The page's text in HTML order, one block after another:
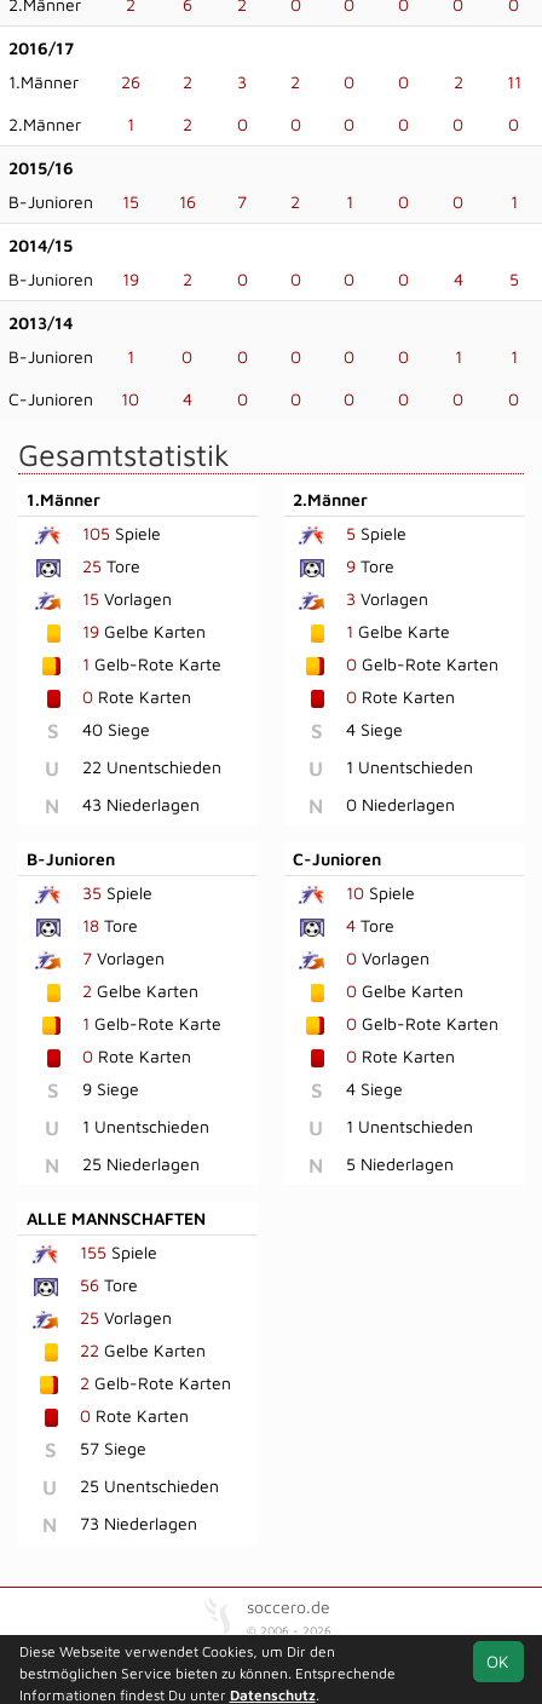
2.Männer 2 6 2 0 0 0 0 0
2016/17
1.Männer
26 2 3 2 0 0 2 11
2.Männer 1 2 0 0 0 0 0 0
2015/16
B-Junioren
15 16 7 2 1 0 0 1
2014/15
B-Junioren
19 2 0 0 0 0 4 5
2013/14
B-Junioren
1 0 0 0 0 0 1 1
C-Junioren 10 4 0 0 0 0 0 0
Gesamtstatistik
1.Männer
105 Spiele
25 Tore
15 Vorlagen
19 Gelbe Karten
1 Gelb-Rote Karte
0 Rote Karten
S 40 Siege
U 22 Unentschieden
N 43 Niederlagen
2.Männer
5 Spiele
9Tore
3 Vorlagen
1 Gelbe Karte
0Gelb-Rote Karten
0Rote Karten
S 4 Siege
U 1 Unentschieden
N 0 Niederlagen
B-Junioren
35 Spiele
18 Tore
7 Vorlagen
2 Gelbe Karten
1 Gelb-Rote Karte
0 Rote Karten
S 9 Siege
U 1 Unentschieden
N 25 Niederlagen
C-Junioren
10Spiele
4Tore
0Vorlagen
0Gelbe Karten
0Gelb-Rote Karten
0Rote Karten
S 4 Siege
U 1 Unentschieden
N 5 Niederlagen
ALLE MANNSCHAFTEN
155 Spiele
56 Tore
25 Vorlagen
22 Gelbe Karten
2 Gelb-Rote Karten
0 Rote Karten
S 57 Siege
U 25 Unentschieden
N 73 Niederlagen
soccero.de
© 2006 - 2026
Besucherstatistik Kontakt Kinderschutz
Geburtstage
Datenschutz
OK
Diese Webseite verwendet Cookies, um Dir den
bestmöglichen Service bieten zu können. Entsprechende
Informationen findest Du unter Datenschutz.